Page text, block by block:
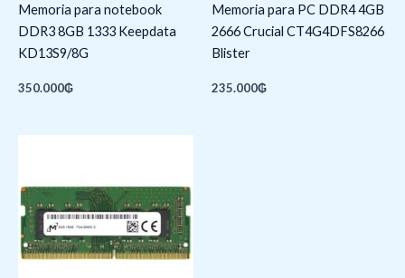
Memoria para notebook
DDR3 8GB 1333 Keepdata
KD13S9/8G
350.000₲
Memoria para PC DDR4 4GB
2666 Crucial CT4G4DFS8266
Blister
235.000₲